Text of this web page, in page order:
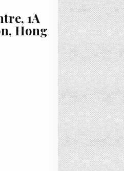
1A
Hong